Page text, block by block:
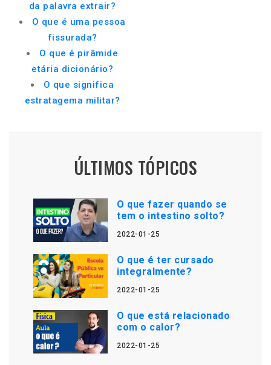
da palavra extrair?
O que é uma pessoa
fissurada?
O que é pirâmide
etária dicionário?
O que significa
estratagema militar?
ÚLTIMOS TÓPICOS
O que fazer quando se
tem o intestino solto?
2022-01-25
O que é ter cursado
integralmente?
2022-01-25
O que está relacionado
com o calor?
2022-01-25